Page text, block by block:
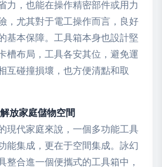
力，也能在操作精密部件或用力
，尤其對于電工操作而言，良好
基本保障。工具箱本身也設計堅
槽布局，工具各安其位，避免運
互碰撞損壞，也方便清點和取
放家庭儲物空間
現代家庭來說，一個多功能工具
能集成，更在于空間集成。詠幻
整合進一個便攜式的工具箱中，